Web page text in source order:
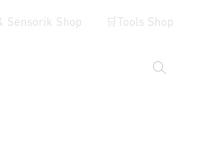
Sensorik Shop 🛒Tools Shop
Suche